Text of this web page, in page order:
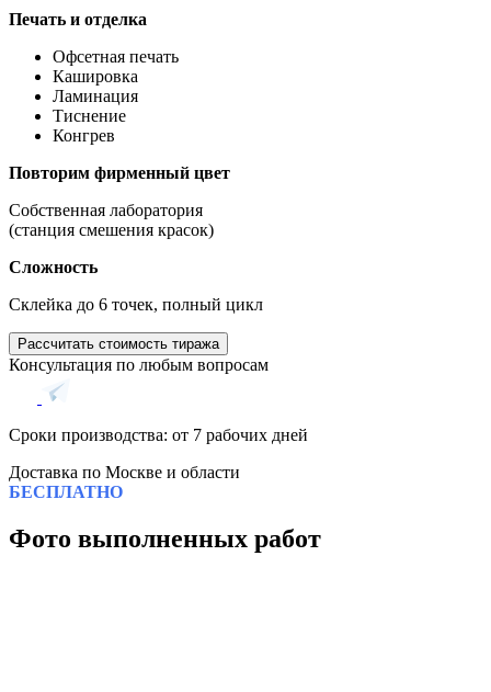
Печать и отделка
Офсетная печать
Кашировка
Ламинация
Тиснение
Конгрев
Повторим фирменный цвет
Собственная лаборатория
(станция смешения красок)
Сложность
Cклейка до 6 точек, полный цикл
Рассчитать стоимость тиража
Консультация по любым вопросам
Сроки производства: от 7 рабочих дней
Доставка по Москве и области
БЕСПЛАТНО
Фото выполненных работ